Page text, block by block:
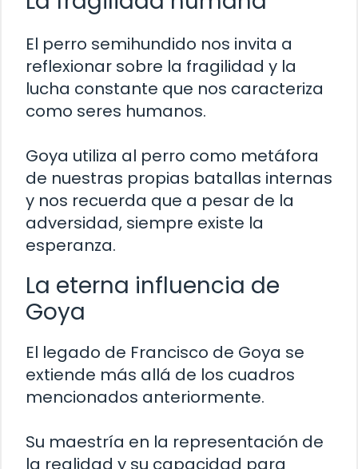
El perro semihundido nos invita a
reflexionar sobre la fragilidad y la
lucha constante que nos caracteriza
como seres humanos.
Goya utiliza al perro como metáfora
de nuestras propias batallas internas
y nos recuerda que a pesar de la
adversidad, siempre existe la
esperanza.
La eterna influencia de
Goya
El legado de Francisco de Goya se
extiende más allá de los cuadros
mencionados anteriormente.
Su maestría en la representación de
la realidad y su capacidad para